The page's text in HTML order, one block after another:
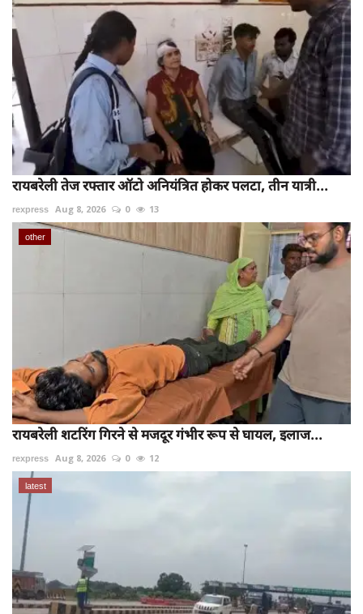
रायबरेली तेज रफ्तार ऑटो अनियंत्रित होकर पलटा, तीन यात्री...
rexpress Aug 8, 2026 0 13
other
रायबरेली शटरिंग गिरने से मजदूर गंभीर रूप से घायल, इलाज...
rexpress Aug 8, 2026 0 12
latest